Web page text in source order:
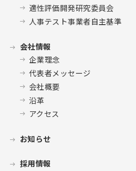
適性評価開発研究委員会
人事テスト事業者自主基準
会社情報
企業理念
代表者メッセージ
会社概要
沿革
アクセス
お知らせ
採用情報